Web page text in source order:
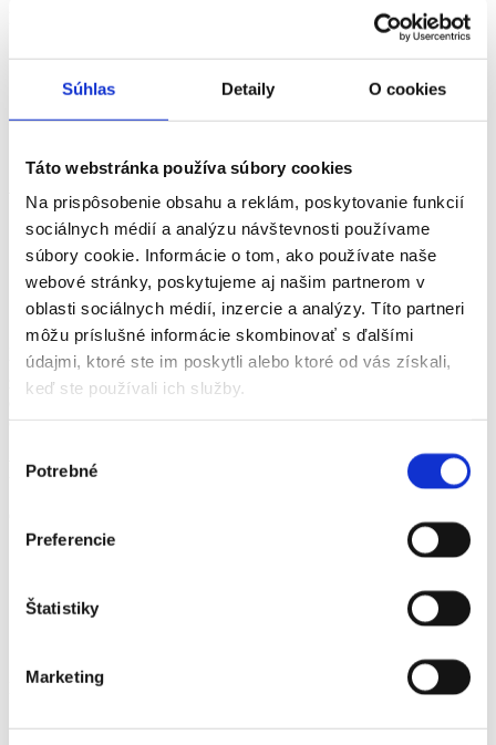
Súhlas Detaily O cookies
Táto webstránka používa súbory cookies
Na prispôsobenie obsahu a reklám, poskytovanie funkcií
sociálnych médií a analýzu návštevnosti používame
súbory cookie. Informácie o tom, ako používate naše
webové stránky, poskytujeme aj našim partnerom v
oblasti sociálnych médií, inzercie a analýzy. Títo partneri
môžu príslušné informácie skombinovať s ďalšími
údajmi, ktoré ste im poskytli alebo ktoré od vás získali,
keď ste používali ich služby.
súhlasu
Potrebné
Preferencie
Štatistiky
Marketing
priemerný mesačný príjem domácnostiza posledných šesť
žiadosť, je najviac vo výške 1,81-násobku životného minima.
žiadny člen domácnosti
Výška príspevku
Jednorazová dotácia je vo výške 100 eur.
Žiadosť o príspevok
Žiadosť o priznanie príspevku sa podáva písomne na príslušnom
úrade práce, sociálnych vecí a rodiny podľa miesta trvalého pobytu
žiadateľa. Nárok na príspevok si oprávnená osoba môže uplatniť aj
elektronickými prostriedkami a zaručeným elektronickým podpisom
oprávnenej osoby.
Povinnosti oprávnenej osoby
preukázať skutočnosti rozhodujúce na priznanie príspevku,
Nárok na príspevok zanikne, ak:
sa príspevok poskytol neprávom alebo jeho poskytovanie